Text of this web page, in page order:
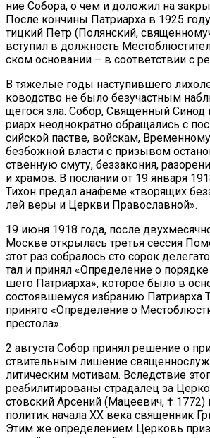
ние Со­бо­ра, о чем и до­ло­жил на
По­сле кон­чи­ны Пат­ри­ар­ха в 1925
тиц­кий Петр (По­лян­ский,
всту­пил в долж­ность
ском ос­но­ва­нии – в со­от­вет­ствии с
В тя­же­лые го­ды на­сту­пив­ше­го
ко­вод­ство не бы­ло без­участ­ным
ще­го­ся зла. Со­бор, Свя­щен­ный
ри­арх неод­но­крат­но об­ра­ща­лись с
сий­ской пастве, вой­скам,
без­бож­ной вла­сти с при­зы­вом
ствен­ную сму­ту, без­за­ко­ния,
и хра­мов. В по­сла­нии от 19 ян­ва­ря
Ти­хон пре­дал ана­фе­ме «тво­ря­щих
лей ве­ры и Церк­ви Пра­во­слав­ной».
19 июня 1918 го­да, по­сле
Москве от­кры­лась тре­тья сес­сия
этот раз со­бра­лось сто со­рок
тал и при­нял «Опре­де­ле­ние о
ше­го Пат­ри­ар­ха», ко­то­рое бы­ло в
со­сто­яв­ше­му­ся из­бра­нию Пат­ри­ар­ха
при­ня­то «Опре­де­ле­ние о
пре­сто­ла».
2 ав­гу­ста Со­бор при­нял ре­ше­ние о
стви­тель­ным ли­ше­ние
ли­ти­че­ским мо­ти­вам. Вслед­ствие
ре­а­би­ли­ти­ро­ва­ны стра­да­лец за
стов­ский Ар­се­ний (Ма­це­е­вич, †
по­ли­тик на­ча­ла ХХ ве­ка свя­щен­ник
Этим же опре­де­ле­ни­ем Цер­ковь